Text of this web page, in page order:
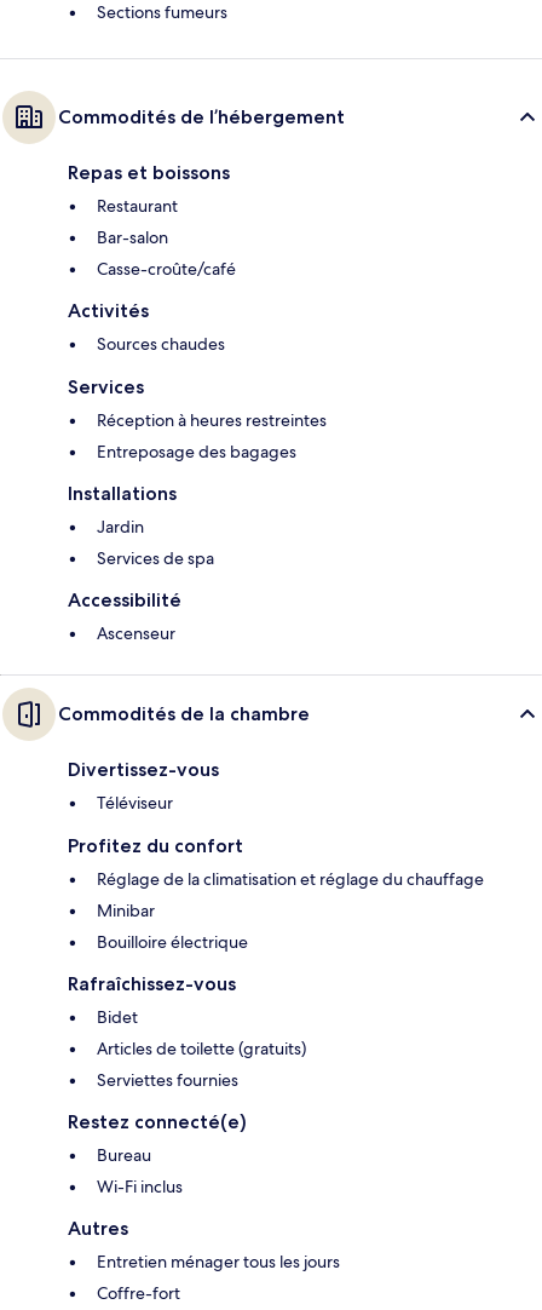
Sections fumeurs
Commodités de l’hébergement
Repas et boissons
Restaurant
Bar-salon
Casse-croûte/café
Activités
Sources chaudes
Services
Réception à heures restreintes
Entreposage des bagages
Installations
Jardin
Services de spa
Accessibilité
Ascenseur
Commodités de la chambre
Divertissez-vous
Téléviseur
Profitez du confort
Réglage de la climatisation et réglage du chauffage
Minibar
Bouilloire électrique
Rafraîchissez-vous
Bidet
Articles de toilette (gratuits)
Serviettes fournies
Restez connecté(e)
Bureau
Wi-Fi inclus
Autres
Entretien ménager tous les jours
Coffre-fort